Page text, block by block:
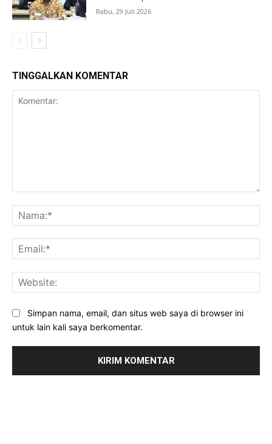
Rabu, 29 Juli 2026
TINGGALKAN KOMENTAR
Simpan nama, email, dan situs web saya di browser ini
untuk lain kali saya berkomentar.